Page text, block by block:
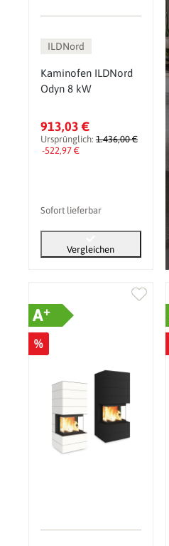
ILDNord
Kaminofen ILDNord
Odyn 8 kW
913,03 €
Ursprünglich: 1.436,00 €
-522,97 €
Sofort lieferbar
Vergleichen
A+
%